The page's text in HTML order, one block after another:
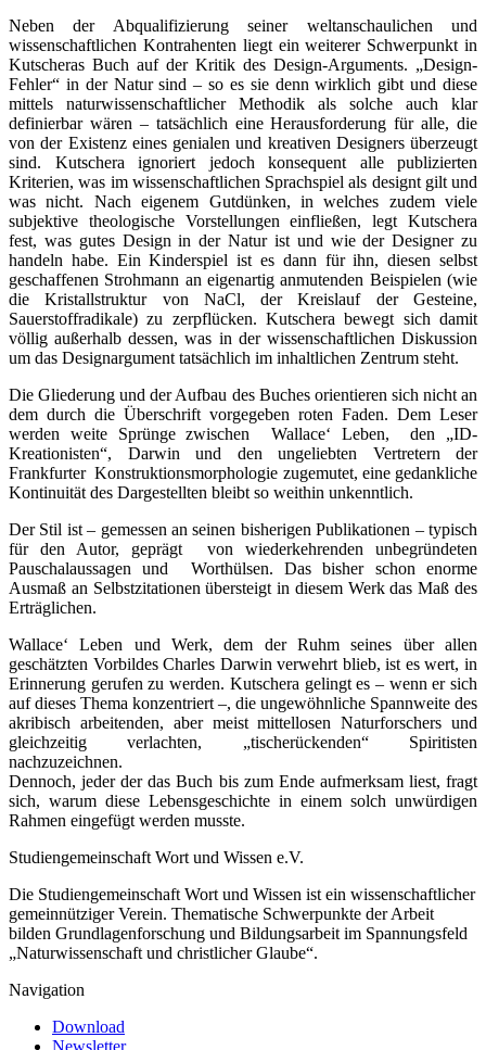
Neben der Abqualifizierung seiner weltanschaulichen und
wissenschaftlichen Kontrahenten liegt ein weiterer Schwerpunkt in
Kutscheras Buch auf der Kritik des Design-Arguments. „Design-
Fehler“ in der Natur sind – so es sie denn wirklich gibt und diese
mittels naturwissenschaftlicher Methodik als solche auch klar
definierbar wären – tatsächlich eine Herausforderung für alle, die
von der Existenz eines genialen und kreativen Designers überzeugt
sind. Kutschera ignoriert jedoch konsequent alle publizierten
Kriterien, was im wissenschaftlichen Sprachspiel als designt gilt und
was nicht. Nach eigenem Gutdünken, in welches zudem viele
subjektive theologische Vorstellungen einfließen, legt Kutschera
fest, was gutes Design in der Natur ist und wie der Designer zu
handeln habe. Ein Kinderspiel ist es dann für ihn, diesen selbst
geschaffenen Strohmann an eigenartig anmutenden Beispielen (wie
die Kristallstruktur von NaCl, der Kreislauf der Gesteine,
Sauerstoffradikale) zu zerpflücken. Kutschera bewegt sich damit
völlig außerhalb dessen, was in der wissenschaftlichen Diskussion
um das Designargument tatsächlich im inhaltlichen Zentrum steht.
Die Gliederung und der Aufbau des Buches orientieren sich nicht an
dem durch die Überschrift vorgegeben roten Faden. Dem Leser
werden weite Sprünge zwischen Wallace‘ Leben, den „ID-
Kreationisten“, Darwin und den ungeliebten Vertretern der
Frankfurter Konstruktionsmorphologie zugemutet, eine gedankliche
Kontinuität des Dargestellten bleibt so weithin unkenntlich.
Der Stil ist – gemessen an seinen bisherigen Publikationen – typisch
für den Autor, geprägt von wiederkehrenden unbegründeten
Pauschalaussagen und Worthülsen. Das bisher schon enorme
Ausmaß an Selbstzitationen übersteigt in diesem Werk das Maß des
Erträglichen.
Wallace‘ Leben und Werk, dem der Ruhm seines über allen
geschätzten Vorbildes Charles Darwin verwehrt blieb, ist es wert, in
Erinnerung gerufen zu werden. Kutschera gelingt es – wenn er sich
auf dieses Thema konzentriert –, die ungewöhnliche Spannweite des
akribisch arbeitenden, aber meist mittellosen Naturforschers und
gleichzeitig verlachten, „tischerückenden“ Spiritisten
nachzuzeichnen.
Dennoch, jeder der das Buch bis zum Ende aufmerksam liest, fragt
sich, warum diese Lebensgeschichte in einem solch unwürdigen
Rahmen eingefügt werden musste.
Studiengemeinschaft Wort und Wissen e.V.
Die Studiengemeinschaft Wort und Wissen ist ein wissenschaftlicher
gemeinnütziger Verein. Thematische Schwerpunkte der Arbeit
bilden Grundlagenforschung und Bildungsarbeit im Spannungsfeld
„Naturwissenschaft und christlicher Glaube“.
Navigation
Download